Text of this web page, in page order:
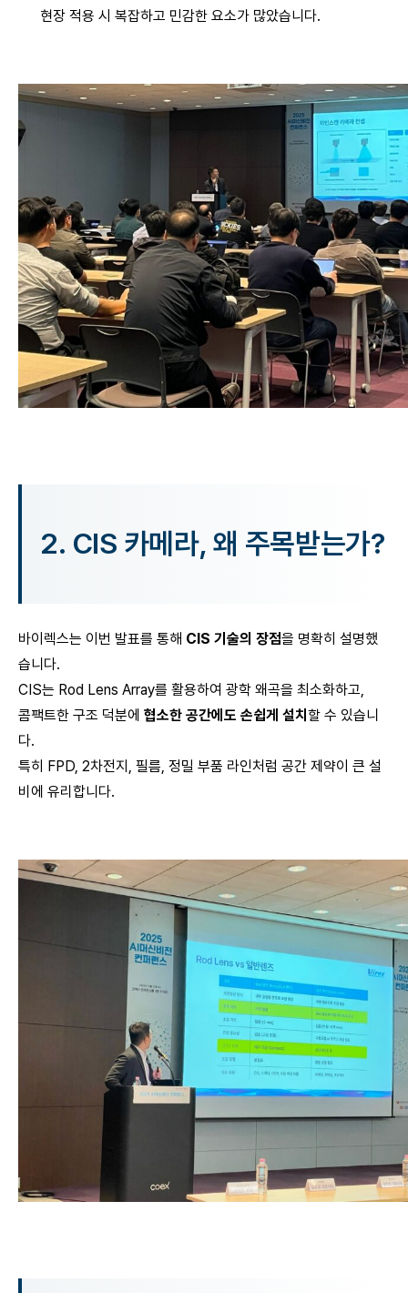
현장 적용 시 복잡하고 민감한 요소가 많았습니다.
2. CIS 카메라, 왜 주목받는가?
바이렉스는 이번 발표를 통해 CIS 기술의 장점을 명확히 설명했
습니다.
CIS는 Rod Lens Array를 활용하여 광학 왜곡을 최소화하고,
콤팩트한 구조 덕분에 협소한 공간에도 손쉽게 설치 할 수 있습니
다.
특히 FPD, 2차전지, 필름, 정밀 부품 라인처럼 공간 제약이 큰 설
비에 유리합니다.